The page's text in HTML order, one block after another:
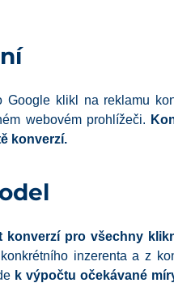
klikl na reklamu
webovém prohlížeči.
konverzí.
pro všechny
inzerenta a z
k výpočtu očekávané